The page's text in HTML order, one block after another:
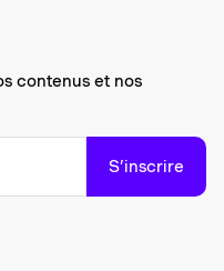
contenus et nos
S’inscrire